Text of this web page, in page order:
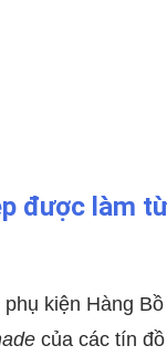
được làm
kiện Hàng
của các tín